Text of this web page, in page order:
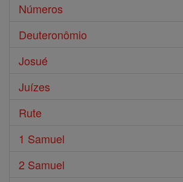
Números
Deuteronômio
Josué
Juízes
Rute
1 Samuel
2 Samuel